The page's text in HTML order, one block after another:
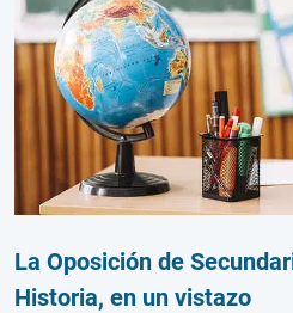
La Oposición de
Historia, en un vistazo